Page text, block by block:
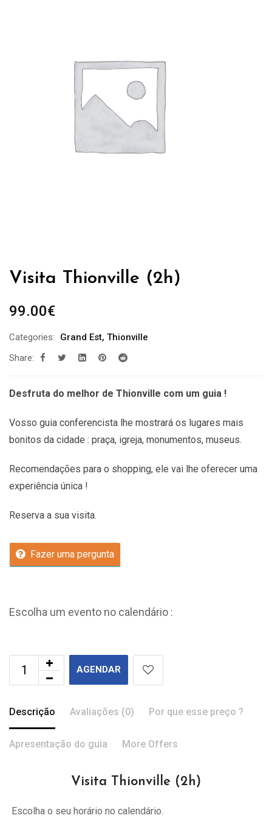
Visita Thionville (2h)
99.00€
Categories: Grand Est, Thionville
Share:
Desfruta do melhor de Thionville com um guia !
Vosso guia conferencista lhe mostrará os lugares mais
bonitos da cidade : praça, igreja, monumentos, museus.
Recomendações para o shopping, ele vai lhe oferecer uma
experiência única !
Reserva a sua visita.
Fazer uma pergunta
Escolha um evento no calendário :
AGENDAR
Descrição Avaliações (0) Por que esse preço ?
Apresentação do guia More Offers
Visita Thionville (2h)
Escolha o seu horário no calendário.